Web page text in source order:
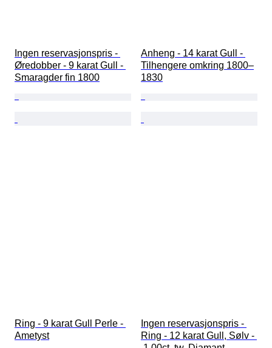
Ingen reservasjonspris -
Øredobber - 9 karat Gull -
Smaragder fin 1800
Anheng - 14 karat Gull -
Tilhengere omkring 1800–
1830
Ring - 9 karat Gull Perle -
Ametyst
Ingen reservasjonspris -
Ring - 12 karat Gull, Sølv -